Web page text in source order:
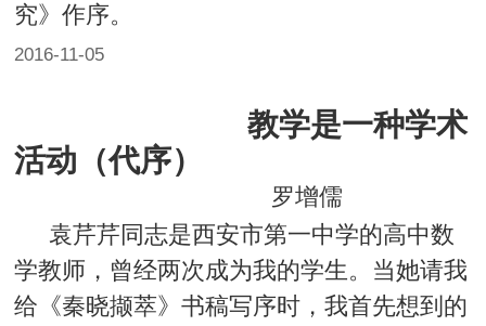
究》作序。
2016-11-05
教学是一种学术
活动 （代序）
罗增儒
袁芹芹同志是西安市第一中学的高中数
学教师，曾经两次成为我的学生。当她请我
给 《秦晓撷萃》 书稿写序时，我首先想到的